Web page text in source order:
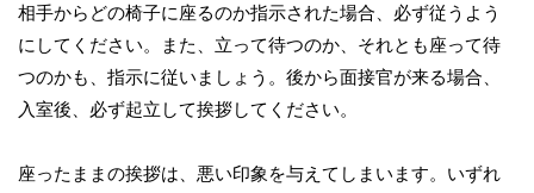
相手からどの椅子に座るのか指示された場合、必ず従うよう
にしてください。また、立って待つのか、それとも座って待
つのかも、指示に従いましょう。後から面接官が来る場合、
入室後、必ず起立して挨拶してください。
座ったままの挨拶は、悪い印象を与えてしまいます。いずれ